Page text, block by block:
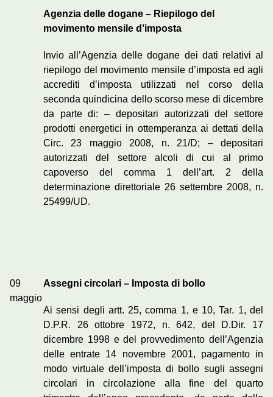
Agenzia delle dogane – Riepilogo del
movimento mensile d’imposta
Invio all’Agenzia delle dogane dei dati relativi al
riepilogo del movimento mensile d’imposta ed agli
accrediti d’imposta utilizzati nel corso della
seconda quindicina dello scorso mese di dicembre
da parte di: – depositari autorizzati del settore
prodotti energetici in ottemperanza ai dettati della
Circ. 23 maggio 2008, n. 21/D; – depositari
autorizzati del settore alcoli di cui al primo
capoverso del comma 1 dell’art. 2 della
determinazione direttoriale 26 settembre 2008, n.
25499/UD.
09
maggio
Assegni circolari – Imposta di bollo
Ai sensi degli artt. 25, comma 1, e 10, Tar. 1, del
D.P.R. 26 ottobre 1972, n. 642, del D.Dir. 17
dicembre 1998 e del provvedimento dell’Agenzia
delle entrate 14 novembre 2001, pagamento in
modo virtuale dell’imposta di bollo sugli assegni
circolari in circolazione alla fine del quarto